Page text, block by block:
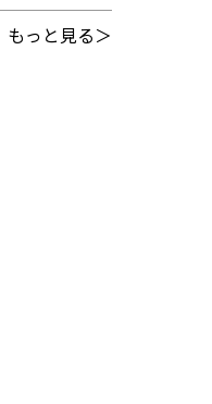
もっと見る＞